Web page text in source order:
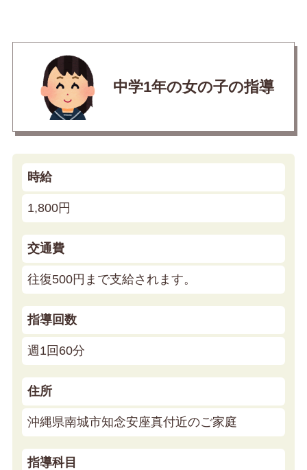
中学1年の女の子の指導
時給
1,800円
交通費
往復500円まで支給されます。
指導回数
週1回60分
住所
沖縄県南城市知念安座真付近のご家庭
指導科目